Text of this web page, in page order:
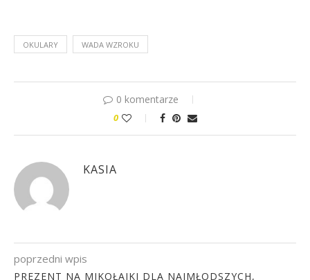
OKULARY WADA WZROKU
0 komentarze
0
KASIA
poprzedni wpis
PREZENT NA MIKOŁAJKI DLA NAJMŁODSZYCH,